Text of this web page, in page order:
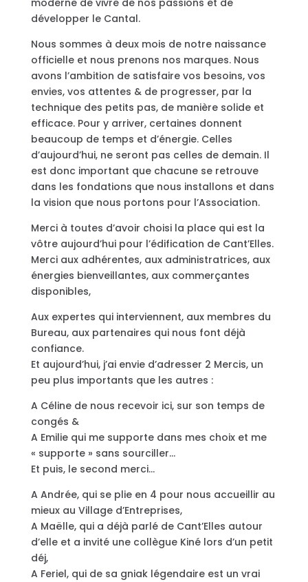
moderne de vivre de nos passions et de
développer le Cantal.
Nous sommes à deux mois de notre naissance
officielle et nous prenons nos marques. Nous
avons l’ambition de satisfaire vos besoins, vos
envies, vos attentes & de progresser, par la
technique des petits pas, de manière solide et
efficace. Pour y arriver, certaines donnent
beaucoup de temps et d’énergie. Celles
d’aujourd’hui, ne seront pas celles de demain. Il
est donc important que chacune se retrouve
dans les fondations que nous installons et dans
la vision que nous portons pour l’Association.
Merci à toutes d’avoir choisi la place qui est la
vôtre aujourd’hui pour l’édification de Cant’Elles.
Merci aux adhérentes, aux administratrices, aux
énergies bienveillantes, aux commerçantes
disponibles,
Aux expertes qui interviennent, aux membres du
Bureau, aux partenaires qui nous font déjà
confiance.
Et aujourd’hui, j’ai envie d’adresser 2 Mercis, un
peu plus importants que les autres :
A Céline de nous recevoir ici, sur son temps de
congés &
A Emilie qui me supporte dans mes choix et me
« supporte » sans sourciller…
Et puis, le second merci…
A Andrée, qui se plie en 4 pour nous accueillir au
mieux au Village d’Entreprises,
A Maëlle, qui a déjà parlé de Cant’Elles autour
d’elle et a invité une collègue Kiné lors d’un petit
déj,
A Feriel, qui de sa gniak légendaire est un vrai